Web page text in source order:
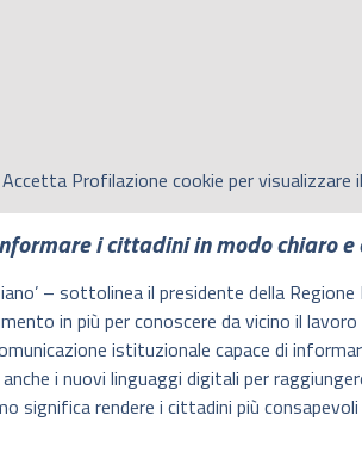
Accetta Profilazione cookie per visualizzare
i cittadini in modo chiaro
– sottolinea il presidente della
in più per conoscere da vicino il
istituzionale capace di
i nuovi linguaggi digitali per
significa rendere i cittadini più